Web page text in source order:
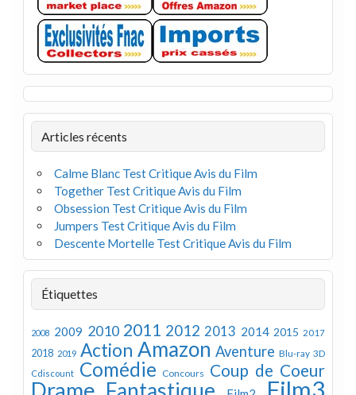
Articles récents
Calme Blanc Test Critique Avis du Film
Together Test Critique Avis du Film
Obsession Test Critique Avis du Film
Jumpers Test Critique Avis du Film
Descente Mortelle Test Critique Avis du Film
Étiquettes
2008 2009 2010 2011 2012 2013 2014 2015 2017
2018 2019 Action Amazon Aventure Blu-ray 3D
Cdiscount Comédie Concours Coup de Coeur
Drame Film3